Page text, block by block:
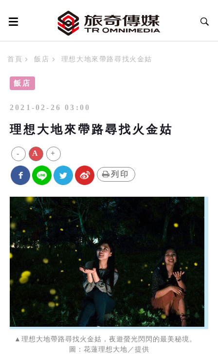
首頁 飯店 理想大地來帶路尋找火金姑
飯店
2021-02-26 03:00
理想大地來帶路尋找火金姑
- A +
列印
▲理想大地帶路尋找火金姑，夜遊螢光閃閃的最美秘境。
圖：花蓮理想大地／提供